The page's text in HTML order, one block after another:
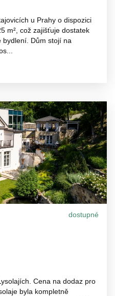
u Prahy o dispozici
m², což zajišťuje dostatek
bydlení. Dům stojí na
dostupné
Cena na dodaz pro
byla kompletně